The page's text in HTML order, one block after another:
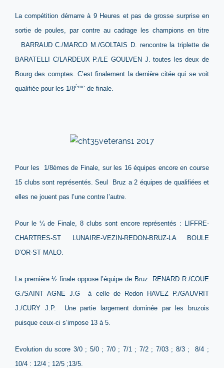
La compétition démarre à 9 Heures et pas de grosse surprise en
sortie de poules, par contre au cadrage les champions en titre
BARRAUD C./MARCO M./GOLTAIS D. rencontre la triplette de
BARATELLI C/LARDEUX P./LE GOULVEN J. toutes les deux de
Bourg des comptes. C’est finalement la dernière citée qui se voit
qualifiée pour les 1/8ème de finale.
Pour les 1/8èmes de Finale, sur les 16 équipes encore en course
15 clubs sont représentés. Seul Bruz a 2 équipes de qualifiées et
elles ne jouent pas l’une contre l’autre.
Pour le ¼ de Finale, 8 clubs sont encore représentés : LIFFRE-
CHARTRES-ST LUNAIRE-VEZIN-REDON-BRUZ-LA BOULE
D’OR-ST MALO.
La première ½ finale oppose l’équipe de Bruz RENARD R./COUE
G./SAINT AGNE J.G à celle de Redon HAVEZ P./GAUVRIT
J./CURY J.P. Une partie largement dominée par les bruzois
puisque ceux-ci s’impose 13 à 5.
Evolution du score 3/0 ; 5/0 ; 7/0 ; 7/1 ; 7/2 ; 7/03 ; 8/3 ; 8/4 ;
10/4 : 12/4 ; 12/5 ;13/5.